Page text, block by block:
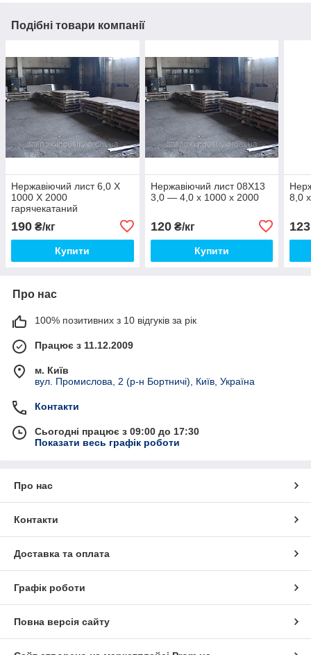
Подібні товари компанії
Нержавіючий лист 6,0 Х
1000 Х 2000
гарячекатаний
190 ₴/кг
Купити
Нержавіючий лист 08Х13
3,0 — 4,0 х 1000 х 2000
120₴/кг
Купити
8,0
123
Про нас
100% позитивних з 10 відгуків за рік
Працює з 11.12.2009
м. Київ
вул. Промислова, 2 (р-н Бортничі), Київ, Україна
Контакти
Сьогодні працює з 09:00 до 17:30
Показати весь графік роботи
Про нас
Контакти
Доставка та оплата
Графік роботи
Повна версія сайту